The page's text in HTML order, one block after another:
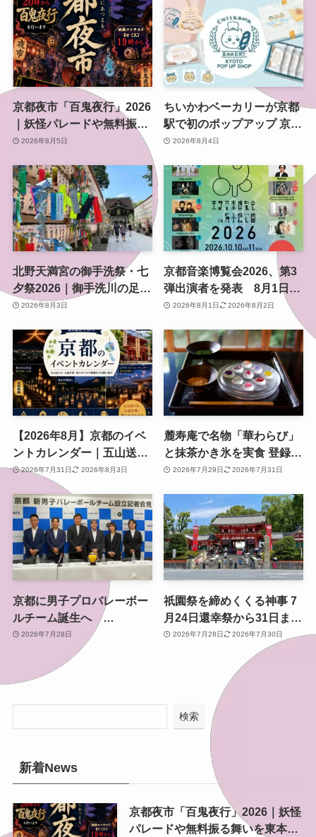
京都夜市「百鬼夜行」2026
｜妖怪パレードや無料振る
舞いを東本願寺前で開催
2026年8月5日
ちいかわベーカリーが京都
駅で初のポップアップ 京都
限定「ふわふわおたべキャ
2026年8月4日
北野天満宮の御手洗祭・七
夕祭2026｜御手洗川の足つ
け燈明神事で涼む夏の夜
2026年8月3日
京都音楽博覧会2026、第3
弾出演者を発表 8月1日か
らチケット2次プレオーダ
ー開始 梅小路公園で10月
開催
2026年8月1日 2026年8月2日
【2026年8月】京都のイベ
ントカレンダー｜五山送り
火・お盆行事・夏のおでか
け情報を日付順に紹介
2026年7月31日 2026年8月3日
麓寿庵で名物「華わらび」
と抹茶かき氷を実食 登録有
形文化財で味わう京都時間
2026年7月29日 2026年7月31日
京都に男子プロバレーボー
ルチーム誕生へ
「KYOTO VALLEY」始
動、学生主体で2027年Vリ
ーグ参入目指す
2026年7月28日
祇園祭を締めくくる神事 7
月24日還幸祭から31日まで
のスケジュールと見どころ
2026年7月28日 2026年7月30日
検索
新着News
京都夜市「百鬼夜行」2026｜妖怪
パレードや無料振る舞いを東本願